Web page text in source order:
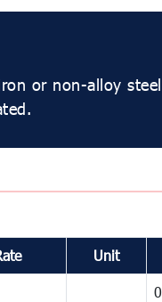
or non-alloy
Unit